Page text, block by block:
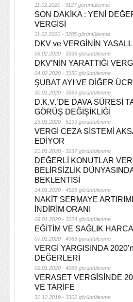
11.02.2020 - 3127 görüntülenme
SON DAKİKA : YENİ
VERGİSİ
11.02.2020 - 3285 görüntülenme
DKV ve VERGİNİN
06.02.2020 - 3336 görüntülenme
DKV’NİN YARATTIĞI
04.02.2020 - 3350 görüntülenme
ŞUBAT AYI VE DİĞER
30.01.2020 - 3569 görüntülenme
D.K.V.’DE DAVA SÜRESİ
GÖRÜŞ DEĞİŞİKLİĞİ
23.01.2020 - 5199 görüntülenme
VERGİ CEZA SİSTEMİ
EDİYOR
21.01.2020 - 3237 görüntülenme
DEĞERLİ KONUTLAR
BELİRSİZLİK
BEKLENTİSİ
14.01.2020 - 4526 görüntülenme
NAKİT SERMAYE
İNDİRİM ORANI
09.01.2020 - 3224 görüntülenme
EĞİTİM VE SAĞLIK
07.01.2020 - 4963 görüntülenme
VERGİ YARGISINDA
DEĞERLERİ
02.01.2020 - 4066 görüntülenme
VERASET VERGİSİNDE
VE TARİFE
31.12.2019 - 3302 görüntülenme